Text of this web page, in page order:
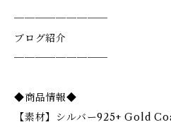
─────────
ブログ紹介
─────────
◆商品情報◆
【素材】シルバー925+ Gold